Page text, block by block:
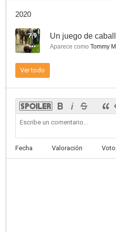
2020
7.9 Un juego de
Aparece como Tommy
Ver todo
Fecha Valoración